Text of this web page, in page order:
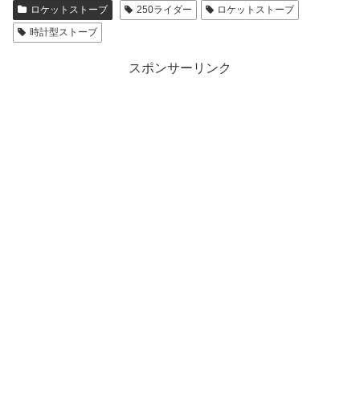
ロケットストーブ 250ライダー
ロケットストーブ
時計型ストーブ
スポンサーリンク